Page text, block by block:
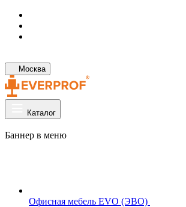
Москва
Каталог
Баннер в меню
Офисная мебель EVO (ЭВО)